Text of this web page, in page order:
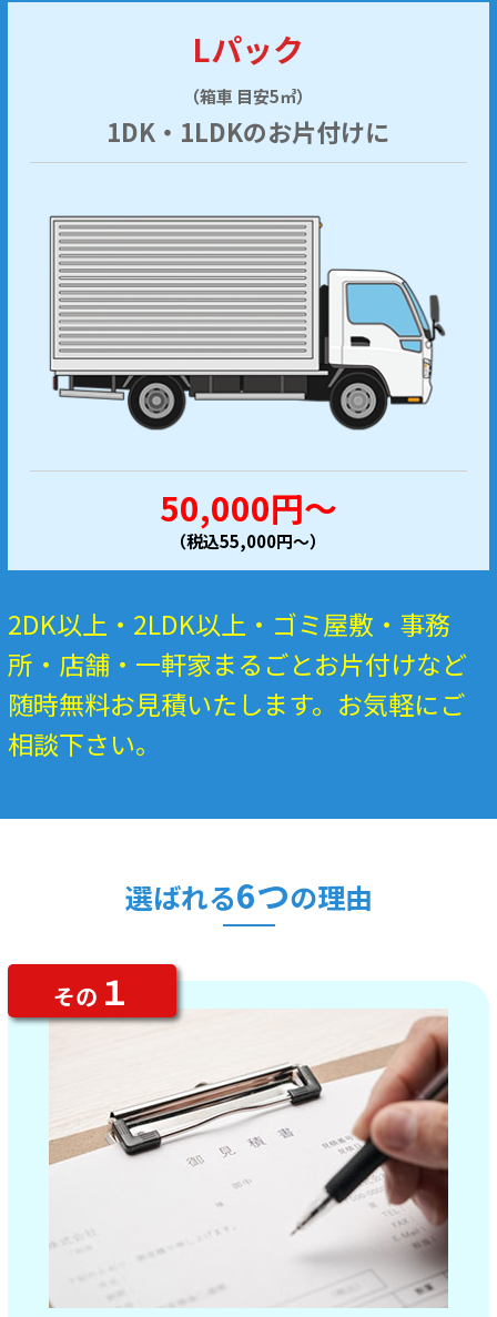
Lパック
（箱車 目安5㎥）
1DK・1LDKのお片付けに
50,000円～
（税込55,000円～）
2DK以上・2LDK以上・ゴミ屋敷・事務
所・店舗・一軒家まるごとお片付けなど
随時無料お見積いたします。お気軽にご
相談下さい。
選ばれる6つの理由
その １